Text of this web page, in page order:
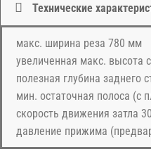
Технические
макс. ширина реза 780 мм
увеличенная макс. высота
полезная глубина заднего
мин. остаточная полоса (с
скорость движения затла
давление прижима